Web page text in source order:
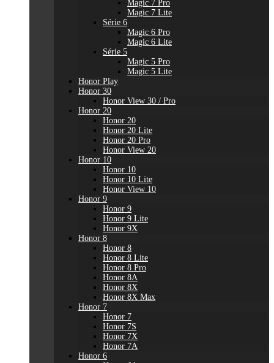
Magic 7 Pro
Magic 7 Lite
Série 6
Magic 6 Pro
Magic 6 Lite
Série 5
Magic 5 Pro
Magic 5 Lite
Honor Play
Honor 30
Honor View 30 / Pro
Honor 20
Honor 20
Honor 20 Lite
Honor 20 Pro
Honor View 20
Honor 10
Honor 10
Honor 10 Lite
Honor View 10
Honor 9
Honor 9
Honor 9 Lite
Honor 9X
Honor 8
Honor 8
Honor 8 Lite
Honor 8 Pro
Honor 8A
Honor 8X
Honor 8X Max
Honor 7
Honor 7
Honor 7S
Honor 7X
Honor 7A
Honor 6